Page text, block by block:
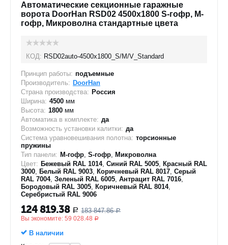
Автоматические секционные гаражные
ворота DoorHan RSD02 4500х1800 S-гофр, M-
гофр, Микроволна стандартные цвета
КОД: RSD02auto-4500х1800_S/M/V_Standard
Принцип работы: подъемные
Производитель: DoorHan
Страна производства: Россия
Ширина: 4500 мм
Высота: 1800 мм
Автоматика в комплекте: да
Возможность установки калитки: да
Система уравновешивания полотна: торсионные
пружины
Тип панели: M-гофр, S-гофр, Микроволна
Цвет: Бежевый RAL 1014, Синий RAL 5005, Красный RAL
3000, Белый RAL 9003, Коричневый RAL 8017, Серый
RAL 7004, Зеленый RAL 6005, Антрацит RAL 7016,
Бородовый RAL 3005, Коричневый RAL 8014,
Серебристый RAL 9006
124 819.38 Р 183 847.86 Р
Вы экономите: 59 028.48 Р
В наличии